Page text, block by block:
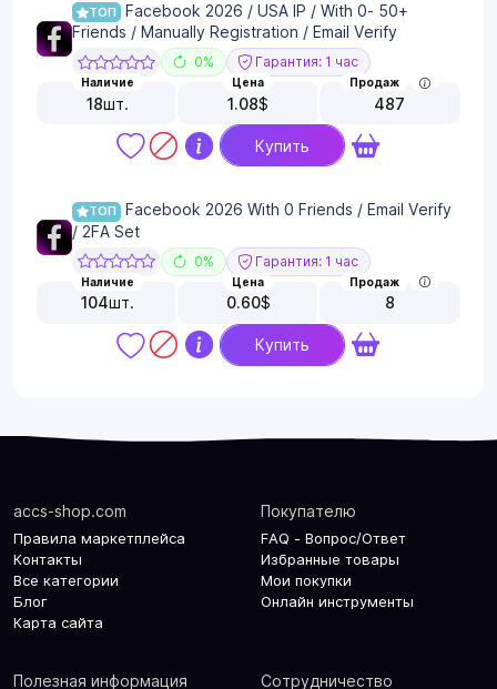
ТОП
Facebook 2026 / USA IP / With 0- 50+
Friends / Manually Registration / Email Verify
0% Гарантия: 1 час
Наличие
18шт.
Цена
1.08$
Продаж
487
Купить
ТОП
Facebook 2026 With 0 Friends / Email Verify
/ 2FA Set
0% Гарантия: 1 час
Наличие
104шт.
Цена
0.60$
Продаж
8
Купить
accs-shop.com
Правила маркетплейса
Контакты
Все категории
Блог
Карта сайта
Покупателю
FAQ - Вопрос/Ответ
Избранные товары
Мои покупки
Онлайн инструменты
Полезная информация Сотрудничество